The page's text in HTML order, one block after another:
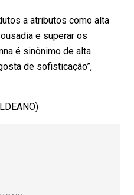
a atributos como alta
e superar os
é sinônimo de alta
de sofisticação”,